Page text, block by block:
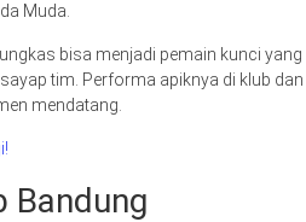
Muda.
bisa menjadi pemain kunci yang
tim. Performa apiknya di klub dan
mendatang.
Bandung